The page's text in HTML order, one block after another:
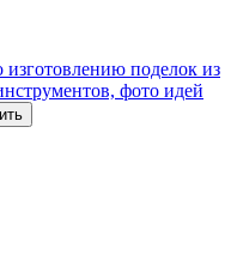
поделок из
фото идей